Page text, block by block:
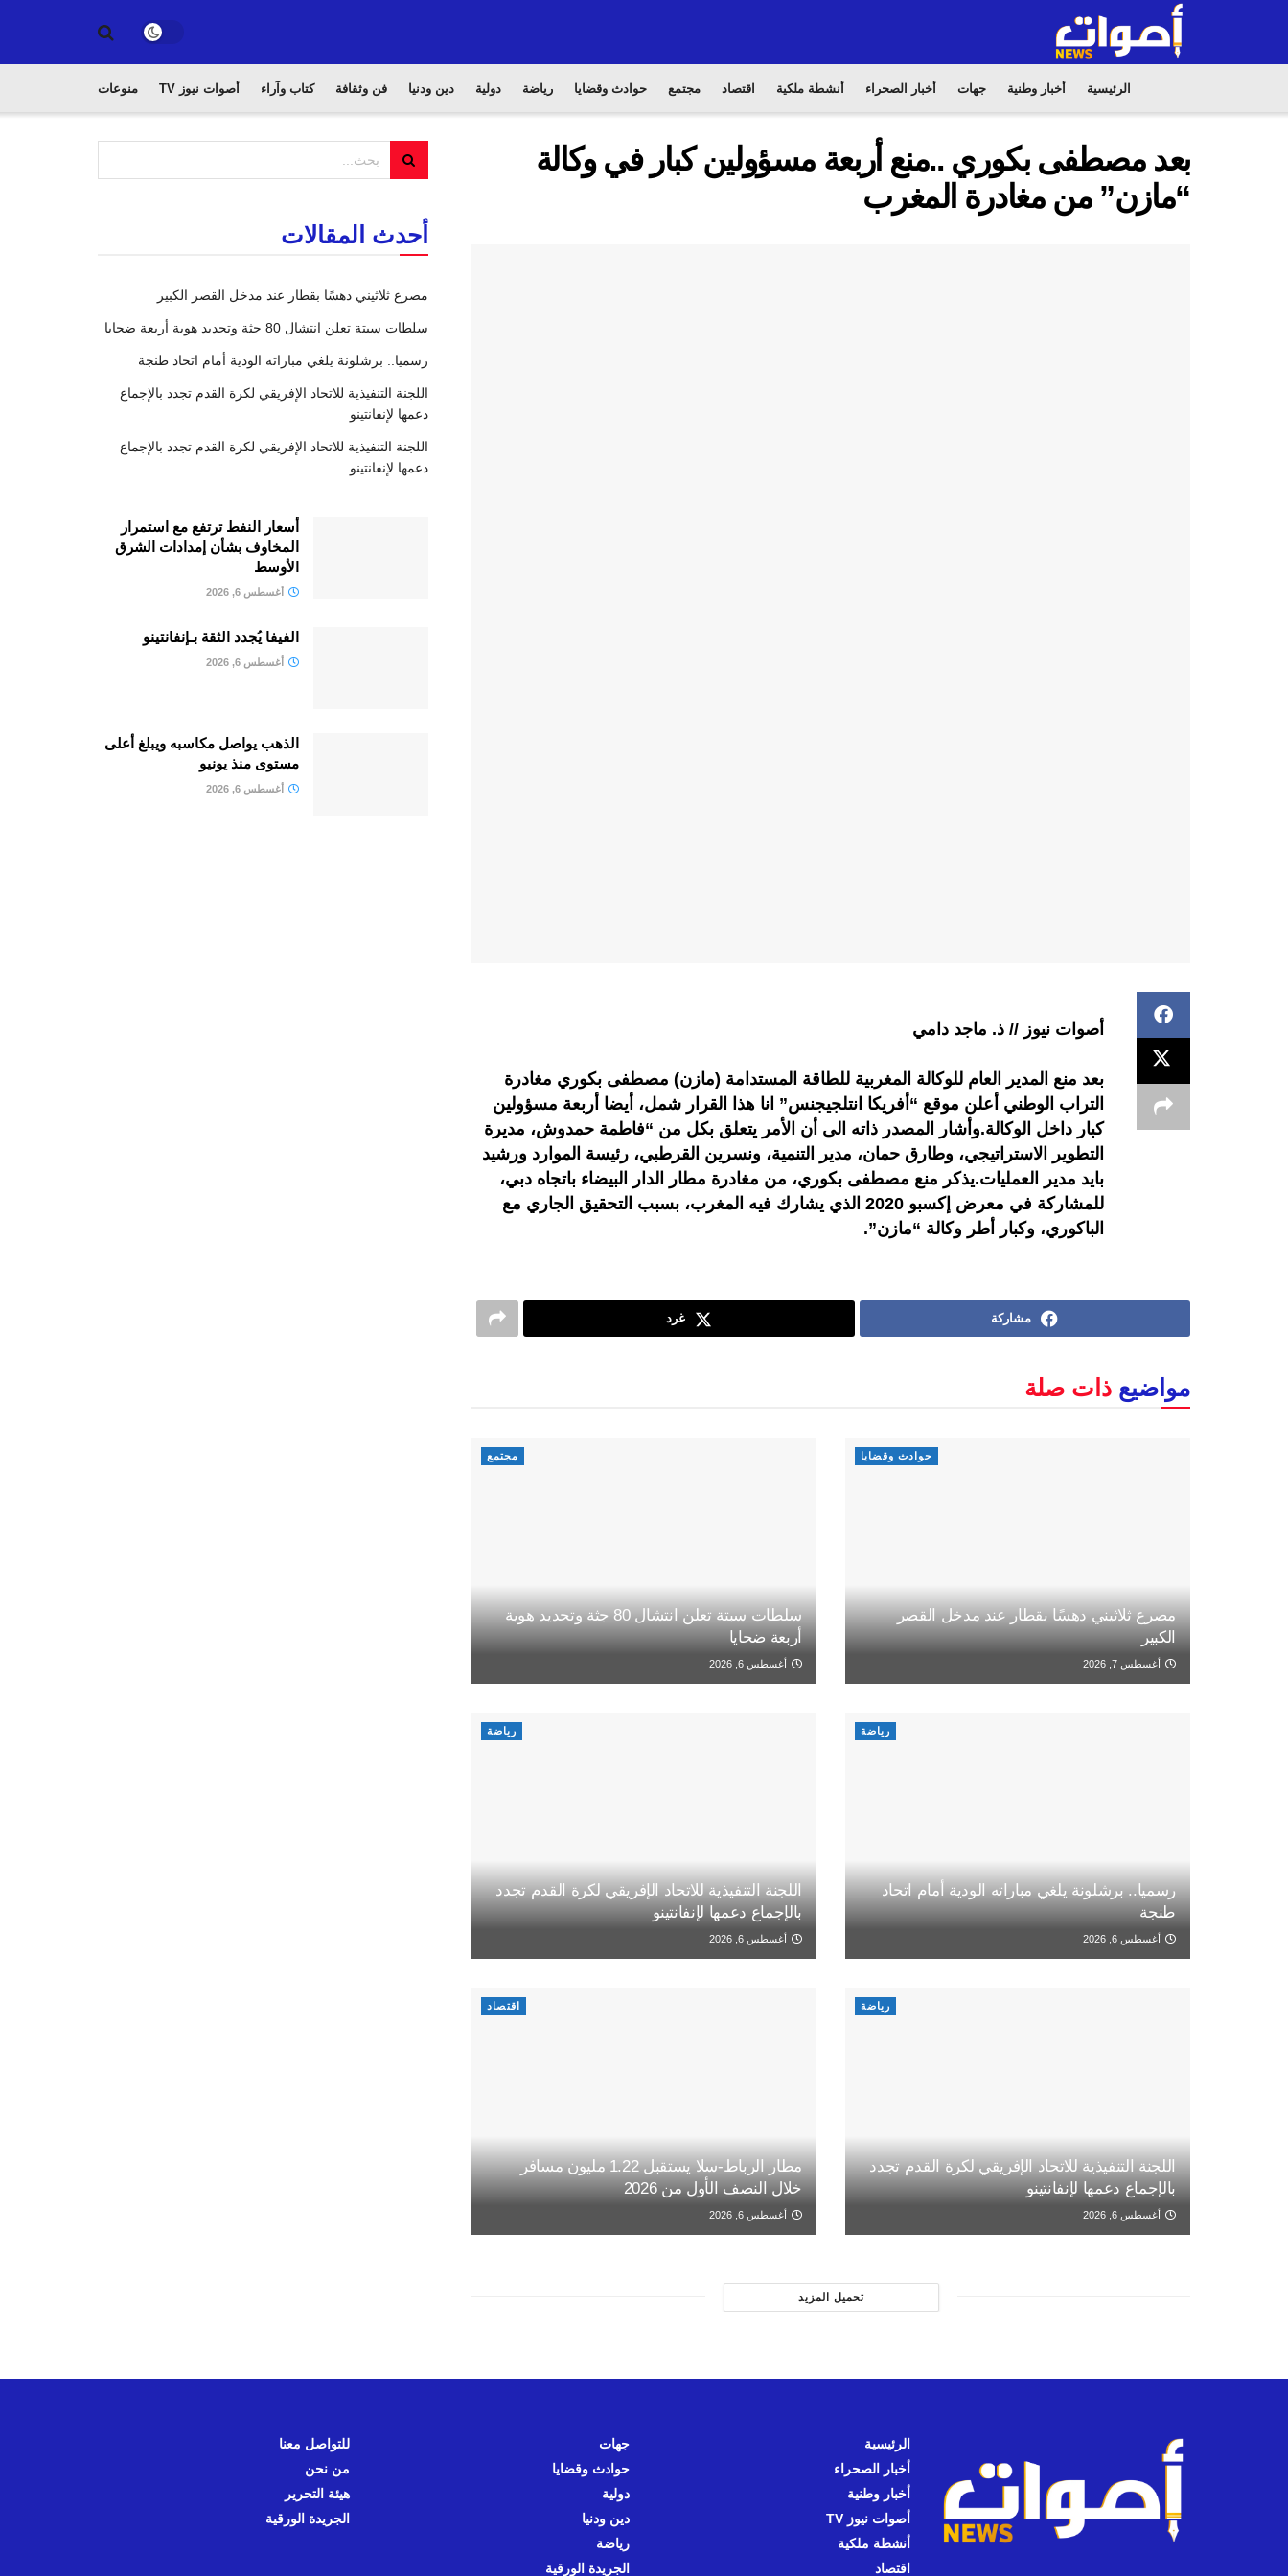
الرئيسية أخبار وطنية جهات أخبار الصحراء أنشطة ملكية اقتصاد مجتمع حوادث وقضايا رياضة دولية دين ودنيا فن وثقافة كتاب وآراء أصوات نيوز TV منوعات
بعد مصطفى بكوري ..منع أربعة مسؤولين كبار في وكالة
“مازن” من مغادرة المغرب
أصوات نيوز // ذ. ماجد دامي
بعد منع المدير العام للوكالة المغربية للطاقة المستدامة (مازن) مصطفى بكوري مغادرة
التراب الوطني أعلن موقع “أفريكا انتلجيجنس” انا هذا القرار شمل، أيضا أربعة مسؤولين
كبار داخل الوكالة.وأشار المصدر ذاته الى أن الأمر يتعلق بكل من “فاطمة حمدوش، مديرة
التطوير الاستراتيجي، وطارق حمان، مدير التنمية، ونسرين القرطبي، رئيسة الموارد ورشيد
بايد مدير العمليات.يذكر منع مصطفى بكوري، من مغادرة مطار الدار البيضاء باتجاه دبي،
للمشاركة في معرض إكسبو 2020 الذي يشارك فيه المغرب، بسبب التحقيق الجاري مع
الباكوري، وكبار أطر وكالة “مازن”.
مشاركة غرد
مواضيع ذات صلة
حوادث وقضايا
مصرع ثلاثيني دهسًا بقطار عند مدخل القصر
الكبير
أغسطس 7, 2026
مجتمع
سلطات سبتة تعلن انتشال 80 جثة وتحديد هوية
أربعة ضحايا
أغسطس 6, 2026
رياضة
رسميا.. برشلونة يلغي مباراته الودية أمام اتحاد
طنجة
أغسطس 6, 2026
رياضة
اللجنة التنفيذية للاتحاد الإفريقي لكرة القدم تجدد
بالإجماع دعمها لإنفانتينو
أغسطس 6, 2026
رياضة
اللجنة التنفيذية للاتحاد الإفريقي لكرة القدم تجدد
بالإجماع دعمها لإنفانتينو
أغسطس 6, 2026
اقتصاد
مطار الرباط-سلا يستقبل 1.22 مليون مسافر
خلال النصف الأول من 2026
أغسطس 6, 2026
تحميل المزيد
أحدث المقالات
مصرع ثلاثيني دهسًا بقطار عند مدخل القصر الكبير
سلطات سبتة تعلن انتشال 80 جثة وتحديد هوية أربعة ضحايا
رسميا.. برشلونة يلغي مباراته الودية أمام اتحاد طنجة
اللجنة التنفيذية للاتحاد الإفريقي لكرة القدم تجدد بالإجماع
دعمها لإنفانتينو
اللجنة التنفيذية للاتحاد الإفريقي لكرة القدم تجدد بالإجماع
دعمها لإنفانتينو
أسعار النفط ترتفع مع استمرار
المخاوف بشأن إمدادات الشرق
الأوسط
أغسطس 6, 2026
الفيفا يُجدد الثقة بـإنفانتينو
أغسطس 6, 2026
الذهب يواصل مكاسبه ويبلغ أعلى
مستوى منذ يونيو
أغسطس 6, 2026
الرئيسية
أخبار الصحراء
أخبار وطنية
أصوات نيوز TV
أنشطة ملكية
اقتصاد
جهات
حوادث وقضايا
دولية
دين ودنيا
رياضة
الجريدة الورقية
للتواصل معنا
من نحن
هيئة التحرير
الجريدة الورقية